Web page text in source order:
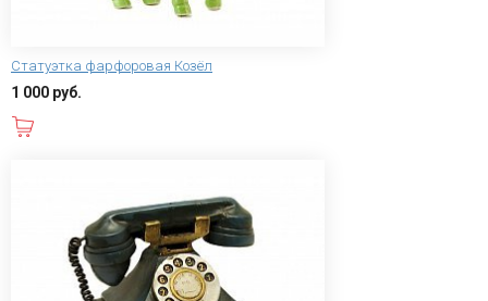
Статуэтка фарфоровая Козёл
1 000 руб.